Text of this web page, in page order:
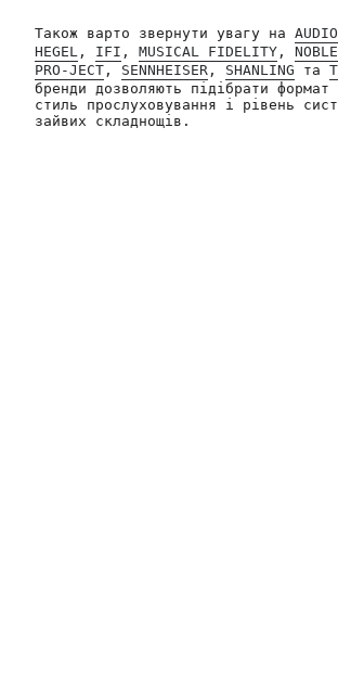
Також варто звернути увагу на
HEGEL , IFI , MUSICAL FIDELITY ,
PRO-JECT , SENNHEISER , SHANLING та
бренди дозволяють підібрати формат
стиль прослуховування і рівень
зайвих складнощів.